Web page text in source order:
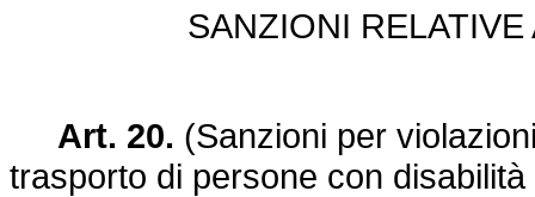
SANZIONI
Art. 20. (Sanzioni per
trasporto di persone con